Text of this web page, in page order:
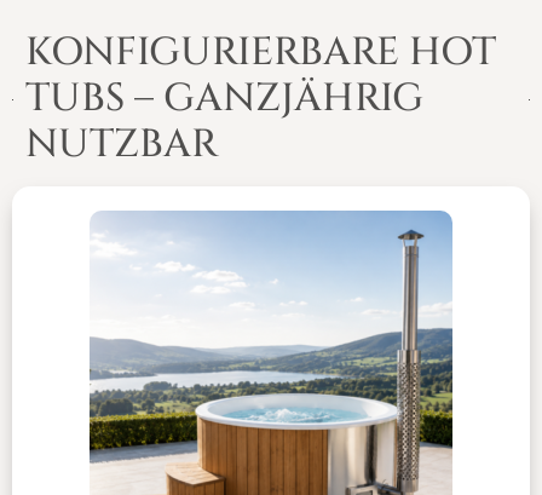
KONFIGURIERBARE HOT
TUBS – GANZJÄHRIG
NUTZBAR